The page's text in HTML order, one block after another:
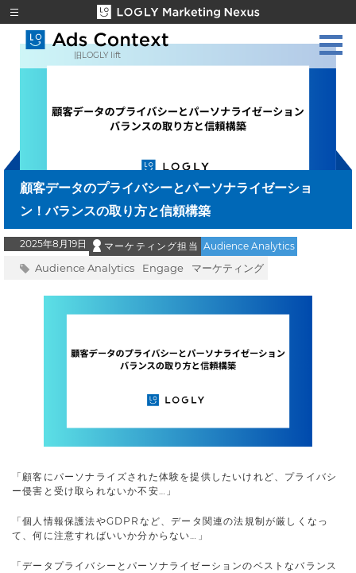
旧LOGLY lift
顧客データのプライバシーとパーソナライゼーショ
ン！バランスの取り方と信頼構築
2025年8月19日 マーケティング担当 Audience Analytics
Audience Analytics Engage マーケティング
「顧客にパーソナライズされた体験を提供したいけれど、プライバシ
ー侵害と受け取られないか不安…」
「個人情報保護法やGDPRなど、データ関連の法規制が厳しくなっ
て、何に注意すればいいか分からない…」
「データプライバシーとパーソナライゼーションのベストなバランス